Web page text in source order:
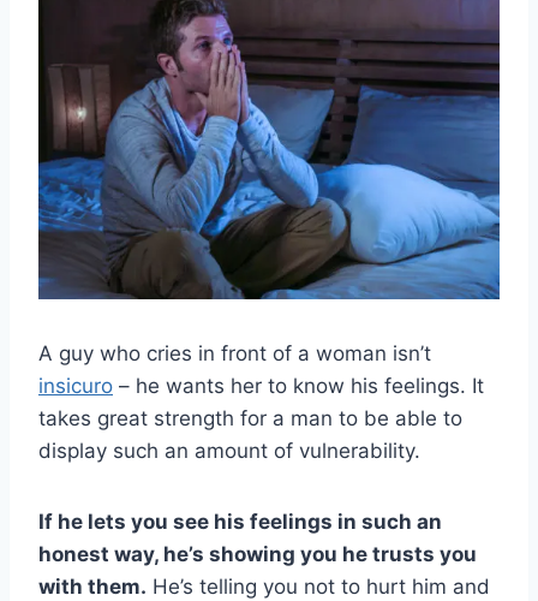
A guy who cries in front of a woman isn’t
insicuro – he wants her to know his feelings. It
takes great strength for a man to be able to
display such an amount of vulnerability.
If he lets you see his feelings in such an
honest way, he’s showing you he trusts you
with them. He’s telling you not to hurt him and